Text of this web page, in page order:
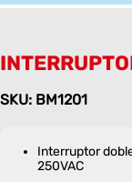
SKU: BM1201
Interruptor
250VAC